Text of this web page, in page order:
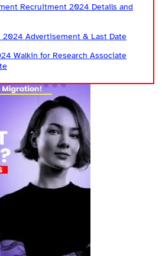
Recruitment 2024 Details and
Advertisement & Last Date
Walkin for Research Associate